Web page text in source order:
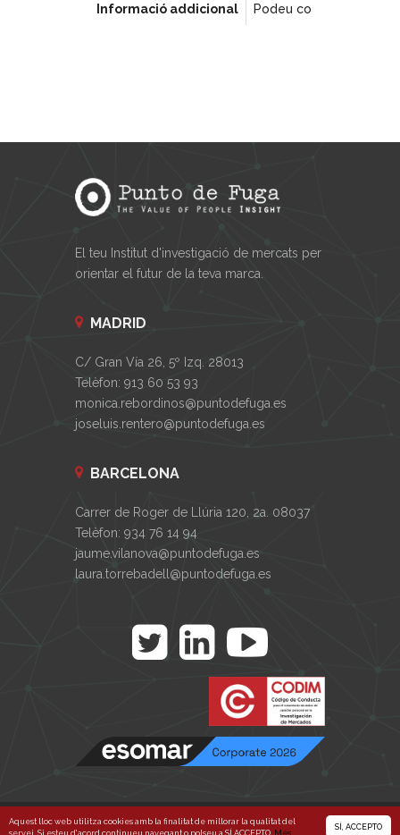
SÍ, ACCEPTO
Aquest lloc web utilitza cookies amb la finalitat de millorar la qualitat del
servei. Si esteu d'acord continueu navegant o polseu a SÍ ACCEPTO. Més
Informació addicional Podeu consultar la
El teu Institut d'investigació de mercats per
orientar el futur de la teva marca.
MADRID
C/ Gran Vía 26, 5º Izq. 28013
Telèfon: 913 60 53 93
monica.rebordinos@puntodefuga.es
joseluis.rentero@puntodefuga.es
BARCELONA
Carrer de Roger de Llúria 120, 2a. 08037
Telèfon: 934 76 14 94
jaume.vilanova@puntodefuga.es
laura.torrebadell@puntodefuga.es
Punto de Fuga © 2026Política de privacitat